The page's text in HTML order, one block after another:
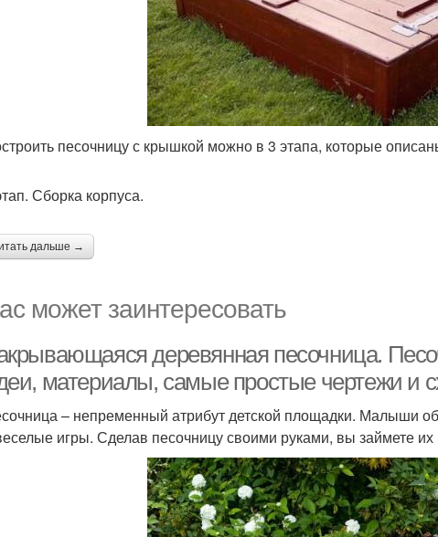
песочницу с крышкой можно в 3 этапа, которые
Сборка корпуса.
дальше →
может заинтересовать
деревянная песочница.
материалы, самые простые чертежи и
– непременный атрибут детской площадки. Малыши
игры. Сделав песочницу своими руками, вы займете